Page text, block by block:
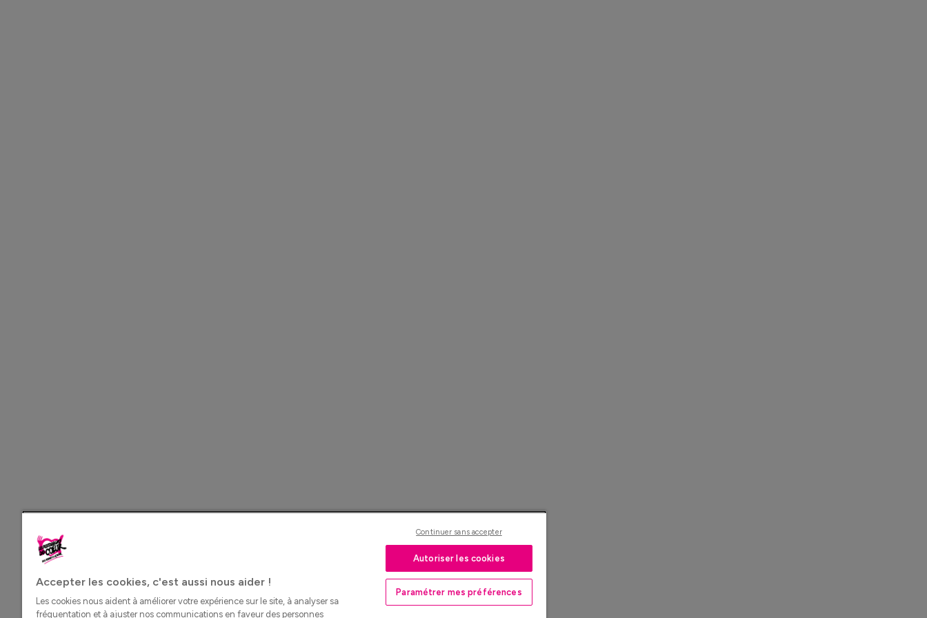
Accepter les cookies, c'est aussi nous aider !
Les cookies nous aident à améliorer votre expérience sur le site, à analyser sa
fréquentation et à ajuster nos communications en faveur des personnes
Continuer sans accepter
Autoriser les cookies
Paramétrer mes préférences